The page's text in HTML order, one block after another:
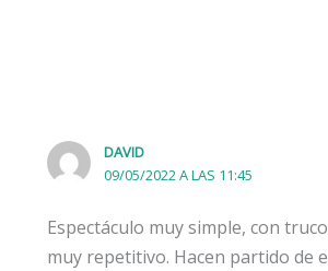
DAVID
09/05/2022 A LAS 11:45
Espectáculo muy simple, con
muy repetitivo. Hacen partido de